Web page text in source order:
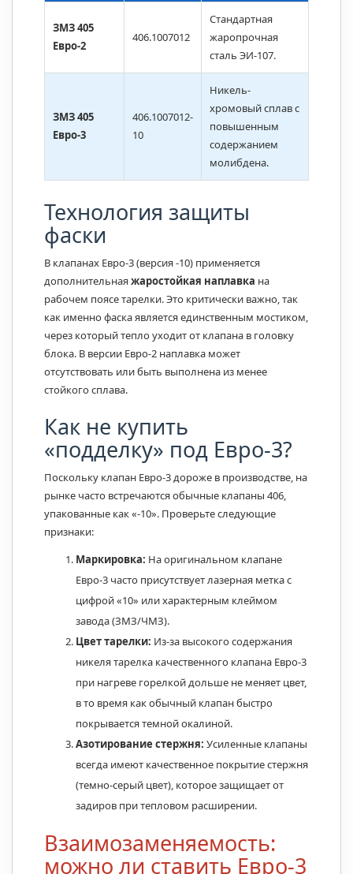
ЗМЗ 405
Евро-2
406.1007012
Стандартная
жаропрочная
сталь ЭИ-107.
ЗМЗ 405
Евро-3
406.1007012-
10
Никель-
хромовый сплав с
повышенным
содержанием
молибдена.
Технология защиты
фаски
В клапанах Евро-3 (версия -10) применяется
дополнительнаяжаростойкая наплавка на
рабочем поясе тарелки. Это критически важно, так
как именно фаска является единственным мостиком,
через который тепло уходит от клапана в головку
блока. В версии Евро-2 наплавка может
отсутствовать или быть выполнена из менее
стойкого сплава.
Как не купить
«подделку» под Евро-3?
Поскольку клапан Евро-3 дороже в производстве, на
рынке часто встречаются обычные клапаны 406,
упакованные как «-10». Проверьте следующие
признаки:
Маркировка: На оригинальном клапане
Евро-3 часто присутствует лазерная метка с
цифрой «10» или характерным клеймом
завода (ЗМЗ/ЧМЗ).
Цвет тарелки: Из-за высокого содержания
никеля тарелка качественного клапана Евро-3
при нагреве горелкой дольше не меняет цвет,
в то время как обычный клапан быстро
покрывается темной окалиной.
Азотирование стержня: Усиленные клапаны
всегда имеют качественное покрытие стержня
(темно-серый цвет), которое защищает от
задиров при тепловом расширении.
Взаимозаменяемость:
можно ли ставить Евро-3